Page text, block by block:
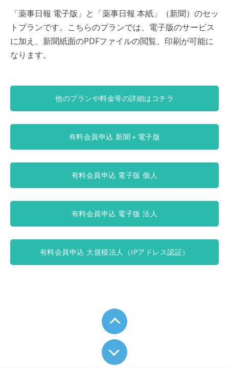
「薬事日報 電子版」と「薬事日報 本紙」（新聞）のセッ
トプランです。こちらのプランでは、電子版のサービス
に加え、新聞紙面のPDFファイルの閲覧、印刷が可能に
なります。
他のプランや料金等の詳細はコチラ
有料会員申込 新聞＋電子版
有料会員申込 電子版 個人
有料会員申込 電子版 法人
有料会員申込 大規模法人（IPアドレス認証）